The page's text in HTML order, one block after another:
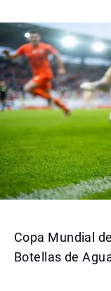
Copa Mundial
Botellas de